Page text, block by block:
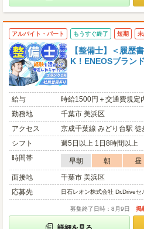
アルバイト・パート もうすぐ終了 短期
【整備士】＜履歴
K！ENEOSブラン
給与
時給1500円＋交通費規定
勤務地
千葉市 美浜区
アクセス
京成千葉線 みどり台駅 徒
シフト
週5日以上 1日8時間以上
時間帯
早朝 朝 昼
面接地
千葉市 美浜区
応募先
日石レオン株式会社 Dr.Driveセ
募集終了日時：8月9日 掲